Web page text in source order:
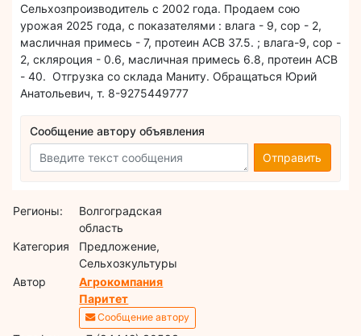
Сельхозпроизводитель с 2002 года. Продаем сою
урожая 2025 года, с показателями : влага - 9, сор - 2,
масличная примесь - 7, протеин АСВ 37.5. ; влага-9, сор -
2, скляроция - 0.6, масличная примесь 6.8, протеин АСВ
- 40. Отгрузка со склада Маниту. Обращаться Юрий
Анатольевич, т. 8-9275449777
Сообщение автору объявления
Отправить
Регионы:
Волгоградская
область
Категория
Предложение,
Сельхозкультуры
Автор
Агрокомпания
Паритет
Сообщение автору